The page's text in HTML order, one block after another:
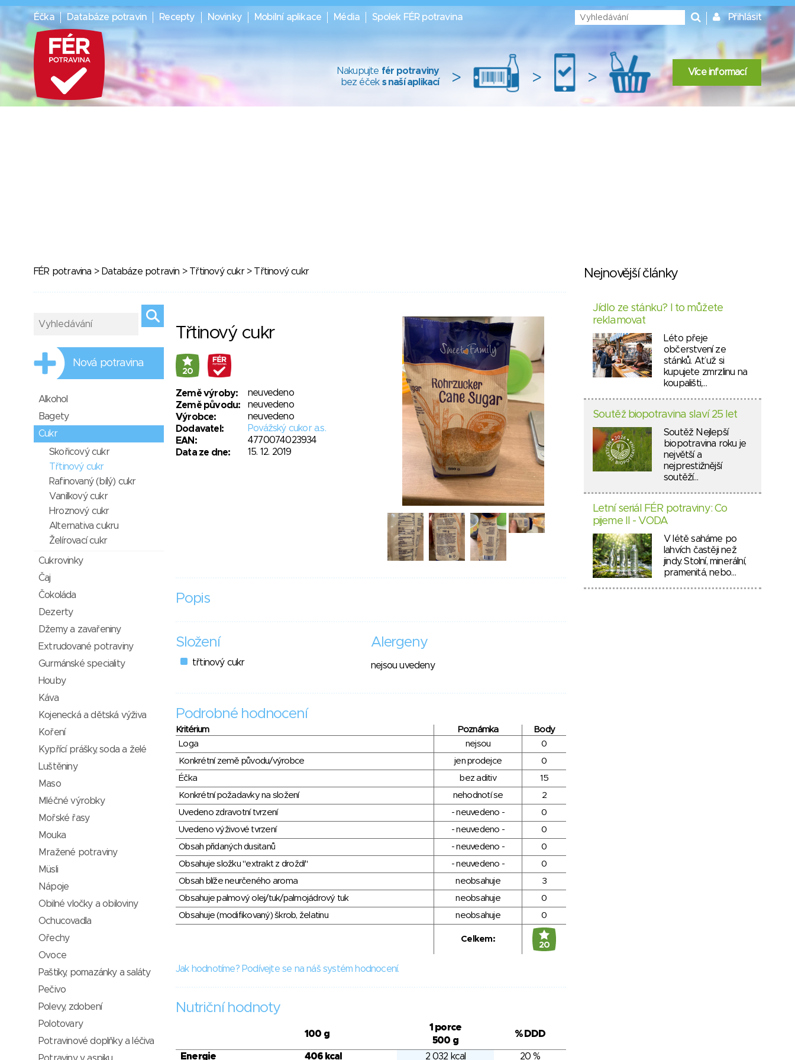
Éčka Databáze potravin Recepty Novinky Mobilní aplikace Média Spolek FÉR potravina Přihlásit
Nakupujte fér potraviny
bez éček s naší aplikací > > > Více informací
FÉR potravina > Databáze potravin > Třtinový cukr> Třtinový cukr
Třtinový cukr
20
Země výroby:
neuvedeno
Země původu:
neuvedeno
Výrobce:
neuvedeno
Dodavatel:
Povážský cukor a.s.
EAN:
4770074023934
Data ze dne:
15. 12. 2019
Popis
Složení
třtinový cukr
Alergeny
nejsou uvedeny
Podrobné hodnocení
Kritérium Poznámka
Body
Loga
nejsou
0
Konkrétní země původu/výrobce
jen prodejce
0
Éčka
bez aditiv
15
Konkrétní požadavky na složení
nehodnotí se
2
Uvedeno zdravotní tvrzení
- neuvedeno -
0
Uvedeno výživové tvrzení
- neuvedeno -
0
Obsah přidaných dusitanů
- neuvedeno -
0
Obsahuje složku "extrakt z droždí"
- neuvedeno -
0
Obsah blíže neurčeného aroma
neobsahuje
3
Obsahuje palmový olej/tuk/palmojádrový tuk
neobsahuje
0
Obsahuje (modifikovaný) škrob, želatinu
neobsahuje 0
Celkem:
20
Jak hodnotíme? Podívejte se na náš systém hodnocení.
Nutriční hodnoty
100 g
1 porce
500 g
% DDD
Energie 406 kcal 2 032 kcal
20 %
Nová potravina
Alkohol
Bagety
Cukr
Skořicový cukr
Třtinový cukr
Rafinovaný (bílý) cukr
Vanilkový cukr
Hroznový cukr
Alternativa cukru
Želírovací cukr
Cukrovinky
Čaj
Čokoláda
Dezerty
Džemy a zavařeniny
Extrudované potraviny
Gurmánské speciality
Houby
Káva
Kojenecká a dětská výživa
Koření
Kypřící prášky, soda a želé
Luštěniny
Maso
Mléčné výrobky
Mořské řasy
Mouka
Mražené potraviny
Müsli
Nápoje
Obilné vločky a obiloviny
Ochucovadla
Ořechy
Ovoce
Paštiky, pomazánky a saláty
Pečivo
Polevy, zdobení
Polotovary
Potravinové doplňky a léčiva
Nejnovější články
Jídlo ze stánku? I to můžete
reklamovat
Léto přeje
občerstvení ze
stánků. Ať už si
kupujete zmrzlinu na
koupališti,…
Soutěž biopotravina slaví 25 let
Soutěž Nejlepší
biopotravina roku je
největší a
nejprestižnější
soutěží…
Letní seriál FÉR potraviny: Co
pijeme II - VODA
V létě saháme po
lahvích častěji než
jindy. Stolní, minerální,
pramenitá, nebo…